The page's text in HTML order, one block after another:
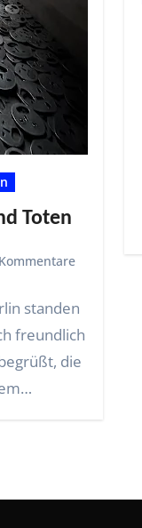
Toten
standen
freundlich
die